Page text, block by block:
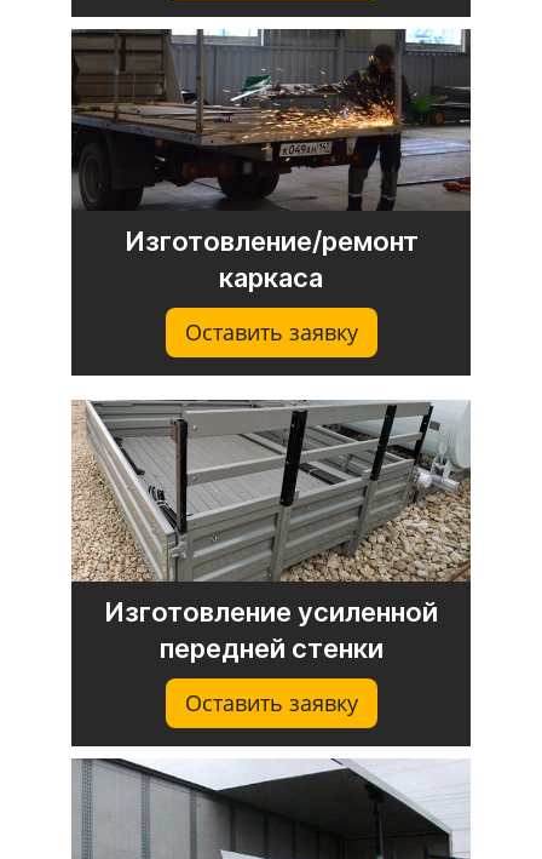
Изготовление/ремонт
каркаса
Оставить заявку
Изготовление усиленной
передней стенки
Оставить заявку